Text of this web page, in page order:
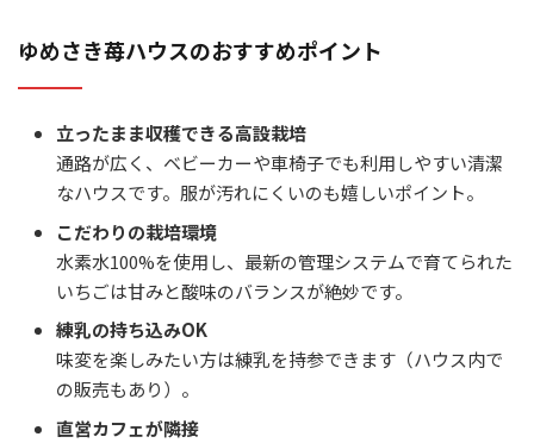
ゆめさき苺ハウスのおすすめポイント
立ったまま収穫できる高設栽培
通路が広く、ベビーカーや車椅子でも利用しやすい清潔
なハウスです。服が汚れにくいのも嬉しいポイント。
こだわりの栽培環境
水素水100%を使用し、最新の管理システムで育てられた
いちごは甘みと酸味のバランスが絶妙です。
練乳の持ち込みOK
味変を楽しみたい方は練乳を持参できます（ハウス内で
の販売もあり）。
直営カフェが隣接